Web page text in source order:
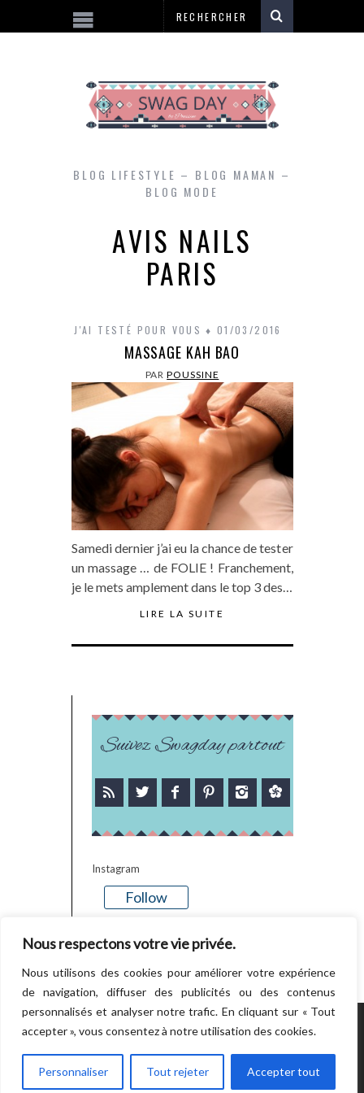
Nous respectons votre vie privée.
Nous utilisons des cookies pour améliorer votre expérience
de navigation, diffuser des publicités ou des contenus
personnalisés et analyser notre trafic. En cliquant sur « Tout
accepter », vous consentez à notre utilisation des cookies.
Personnaliser Tout rejeter Accepter tout
BLOG LIFESTYLE – BLOG MAMAN –
BLOG MODE
AVIS NAILS
PARIS
J'AI TESTÉ POUR VOUS 01/03/2016
MASSAGE KAH BAO
PARPOUSSINE
Samedi dernier j’ai eu la chance de tester
un massage … de FOLIE ! Franchement,
je le mets amplement dans le top 3 des…
LIRE LA SUITE
Suivez Swagday partout
Instagram
Follow
POWERED BY WORDPRESS.CREATED BY
THEMESINDEP
RETOUR EN HAUT